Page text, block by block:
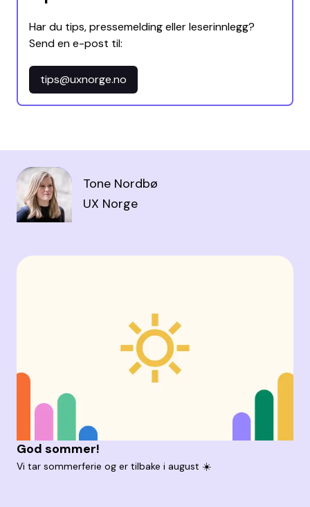
Har du tips, pressemelding eller leserinnlegg?
Send en e-post til:
tips@uxnorge.no
Tone Nordbø
UX Norge
God sommer!
Vi tar sommerferie og er tilbake i august ☀️